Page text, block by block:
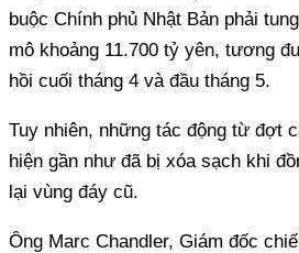
buộc Chính phủ Nhật Bản phải
mô khoảng 11.700 tỷ yên, tương
hồi cuối tháng 4 và đầu tháng 5.
Tuy nhiên, những tác động từ đợt
hiện gần như đã bị xóa sạch khi
lại vùng đáy cũ.
Ông Marc Chandler, Giám đốc